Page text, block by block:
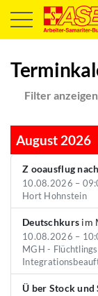
Filter
August 2026
Z ooausflug
10.08.2026 –
Hort Hohnstein
Deutschkurs im
10.08.2026 –
MGH -
Ü ber Stock und